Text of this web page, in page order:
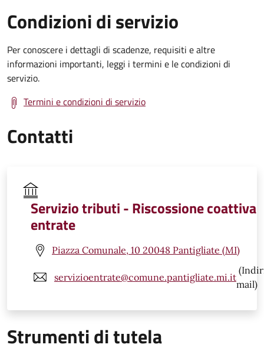
Condizioni di servizio
Per conoscere i dettagli di scadenze, requisiti e altre
informazioni importanti, leggi i termini e le condizioni di
servizio.
Termini e condizioni di servizio
Contatti
Servizio tributi - Riscossione coattiva
entrate
Piazza Comunale, 10 20048 Pantigliate (MI)
servizioentrate@comune.pantigliate.mi.it
mail)
Strumenti di tutela